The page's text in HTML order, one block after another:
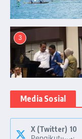
3
Media Sosial
X (Twitter) 10